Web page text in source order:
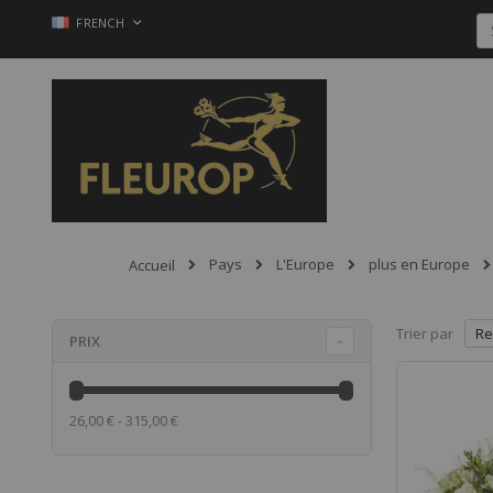
Allez
contenu
LANGUEFRENCH
Accueil Pays L'Europe plus en Europe
Trier par
PRIX
26,00 € - 315,00 €